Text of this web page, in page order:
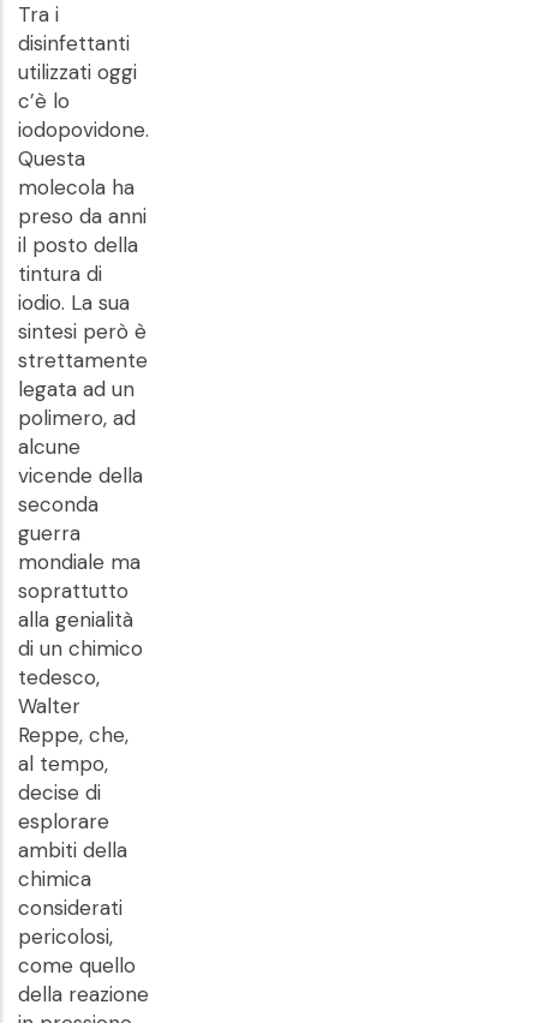
Tra i
disinfettanti
utilizzati oggi
c’è lo
iodopovidone.
Questa
molecola ha
preso da anni
il posto della
tintura di
iodio. La sua
sintesi però è
strettamente
legata ad un
polimero, ad
alcune
vicende della
seconda
guerra
mondiale ma
soprattutto
alla genialità
di un chimico
tedesco,
Walter
Reppe, che,
al tempo,
decise di
esplorare
ambiti della
chimica
considerati
pericolosi,
come quello
della reazione